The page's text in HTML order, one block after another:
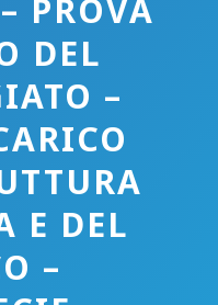
PROVA
DEL
–
E DEL
–